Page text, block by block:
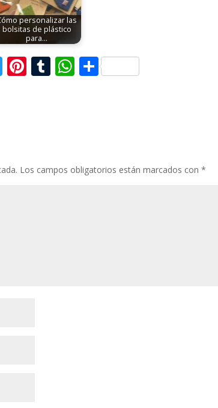
personalizar las
bolsitas de plástico
para…
T Pi T W
p
p
C
ti
r
Los campos obligatorios están marcados con*